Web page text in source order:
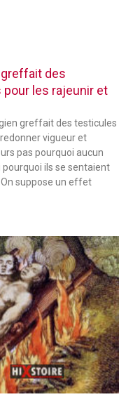
des
les rajeunir et
greffait des testicules
vigueur et
pas pourquoi aucun
pourquoi ils se sentaient
suppose un effet